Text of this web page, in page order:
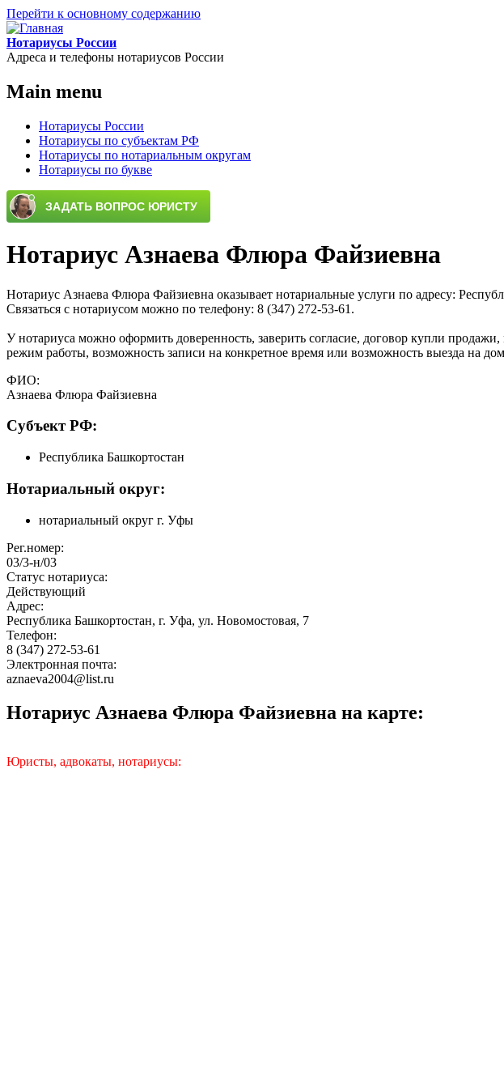
Перейти к основному содержанию
Нотариусы России
Адреса и телефоны нотариусов России
Main menu
Нотариусы России
Нотариусы по субъектам РФ
Нотариусы по нотариальным округам
Нотариусы по букве
Нотариус Азнаева Флюра Файзиевна
Нотариус Азнаева Флюра Файзиевна оказывает нотариальные услуги по адресу:
Связаться с нотариусом можно по телефону: 8 (347) 272-53-61.
У нотариуса можно оформить доверенность, заверить согласие, договор купли
режим работы, возможность записи на конкретное время или возможность выезда на
ФИО:
Азнаева Флюра Файзиевна
Cубъект РФ:
Республика Башкортостан
Нотариальный округ:
нотариальный округ г. Уфы
Рег.номер:
03/3-н/03
Статус нотариуса:
Действующий
Адрес:
Республика Башкортостан, г. Уфа, ул. Новомостовая, 7
Телефон:
8 (347) 272-53-61
Электронная почта:
aznaeva2004@list.ru
Нотариус Азнаева Флюра Файзиевна на карте:
Юристы, адвокаты, нотариусы: